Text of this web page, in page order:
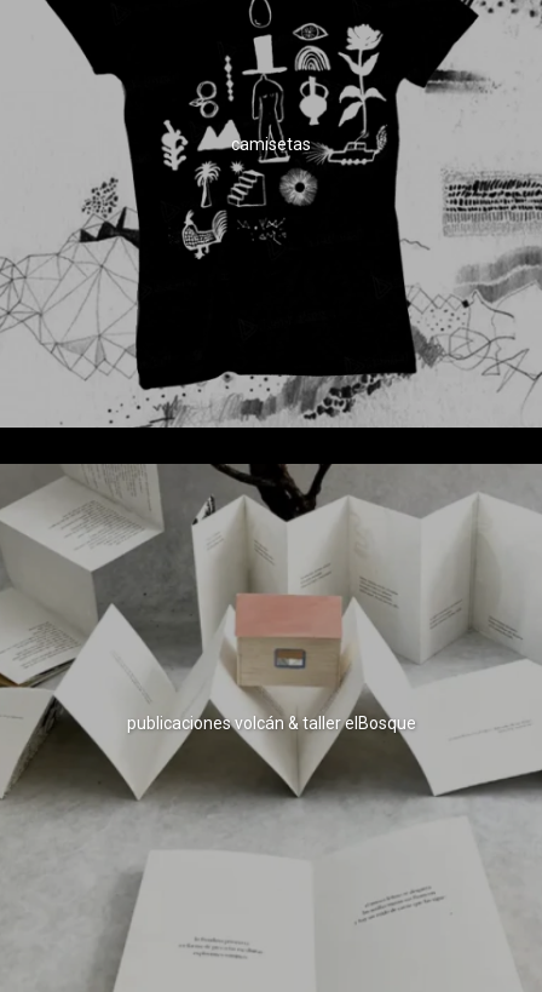
camisetas
publicaciones volcán & taller elBosque